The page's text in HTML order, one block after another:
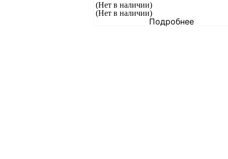
(Нет в наличии)
(Нет в наличии)
Подробнее